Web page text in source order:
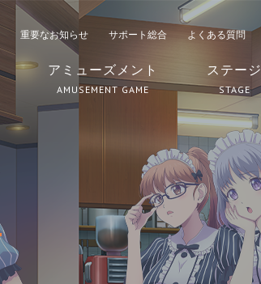
重要なお知らせ サポート総合 よくある質問
アミューズメント
AMUSEMENT GAME
ステージ
STAGE